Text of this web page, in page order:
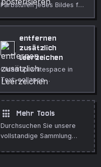
Farbstufen jedes Bildes für
Effekt. Einstellbar,
vollständig im Browser.
entfernen
zusätzlich
Leerzeichen
Clean up whitespace in
Text: collapse
entfernen blank Zeilen, und
normalize Zeile endings.
apps Mehr Tools
Durchsuchen Sie unsere
vollstandige Sammlung